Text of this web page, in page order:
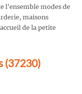
l'ensemble modes de
maisons
de la petite
(37230)